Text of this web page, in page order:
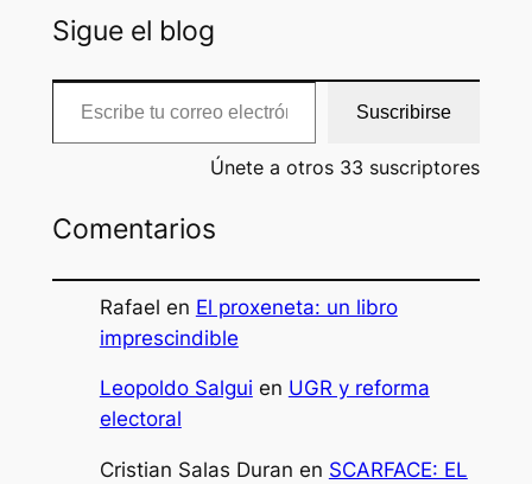
Sigue el blog
Escribe tu correo electrónico…
Suscribirse
Únete a otros 33 suscriptores
Comentarios
Rafael en El proxeneta: un libro
imprescindible
Leopoldo Salgui en UGR y reforma
electoral
Cristian Salas Duran en SCARFACE: EL